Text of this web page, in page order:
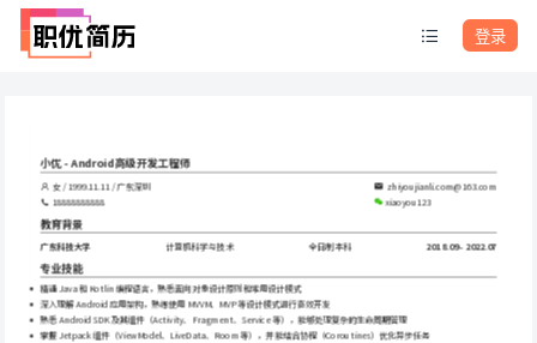
登录
小优 - Android高级开发工程师
女 / 1999.11.11 / 广东深圳
18888888888
zhiyoujianli.com@163.com
xiaoyou123
教育背景
广东科技大学 计算机科学与技术 全日制本科 2018.09 - 2022.07
专业技能
精通 Java 和 Kotlin 编程语言，熟悉面向对象设计原则和常用设计模式
深入理解 Android 应用架构，熟练使用 MVVM、MVP 等设计模式进行高效开发
熟悉 Android SDK 及其组件（Activity、Fragment、Service 等），能够处理复杂的生命周期管理
掌握 Jetpack 组件（ViewModel、LiveData、Room 等），并能结合协程（Coroutines）优化异步任务